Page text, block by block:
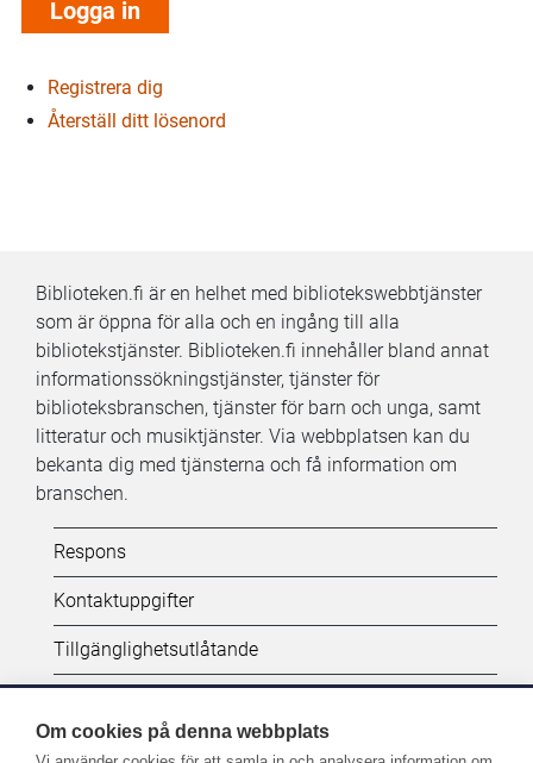
Registrera dig
Återställ ditt lösenord
Biblioteken.fi är en helhet med bibliotekswebbtjänster
som är öppna för alla och en ingång till alla
bibliotekstjänster. Biblioteken.fi innehåller bland annat
informationssökningstjänster, tjänster för
biblioteksbranschen, tjänster för barn och unga, samt
litteratur och musiktjänster. Via webbplatsen kan du
bekanta dig med tjänsterna och få information om
branschen.
Kifi:
Biblioteken.fi-
alatunniste
(SV)
Respons
Kontaktuppgifter
Tillgänglighetsutlåtande
Om cookies på denna webbplats